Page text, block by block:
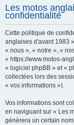
Les motos
confidentialité
Cette politique de
anglaises d'avant 1983
« nous », « notre », «
« https://www.motos-
« logiciel phpBB » et «
collectées lors des
« vos informations »).
Vos informations sont
en naviguant sur « Les
génèrera un certain